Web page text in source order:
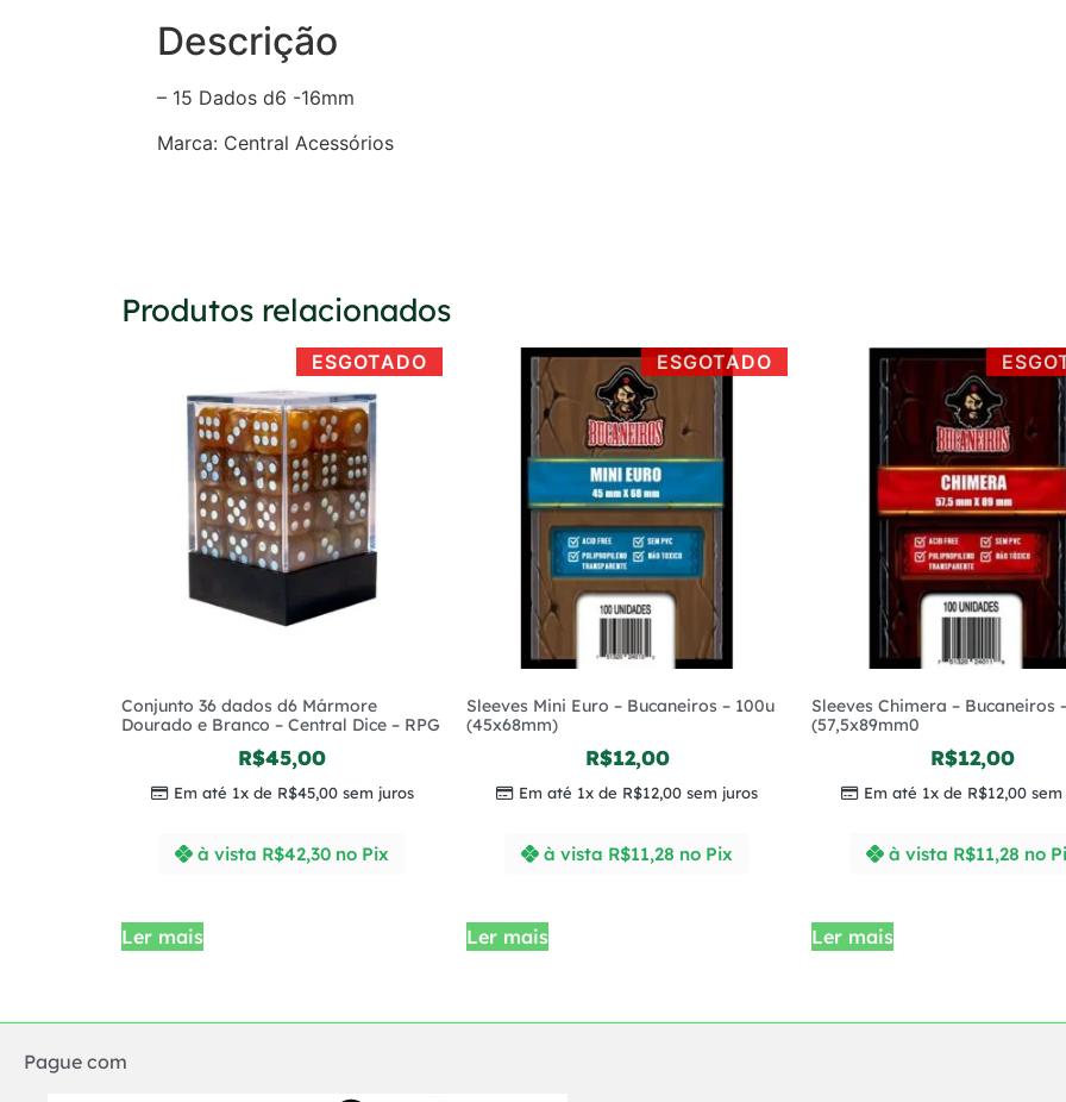
Descrição
– 15 Dados d6 -16mm
Marca: Central Acessórios
Produtos relacionados
ESGOTADO
Conjunto 36 dados d6 Mármore
Dourado e Branco – Central Dice – RPG
R$45,00
Em até 1x de R$45,00sem juros
à vista R$42,30 no Pix
Ler mais
ESGOTADO
Sleeves Mini Euro – Bucaneiros – 100u
(45x68mm)
R$12,00
Em até 1x de R$12,00 sem juros
à vista R$11,28 no Pix
Ler mais
Sleeves Chimera – Bucaneiros
(57,5x89mm0
R$12,00
Em até 1x de R$12,00
à vista R$11,28 no
Ler mais
Pague com